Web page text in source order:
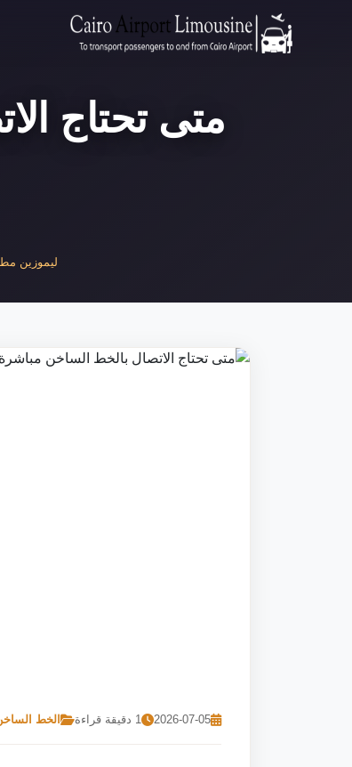
متى تحتاج
ليموزين
2026-07-05 1 دقيقة قراءة الخط